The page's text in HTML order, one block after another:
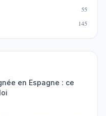
55
145
en Espagne : ce